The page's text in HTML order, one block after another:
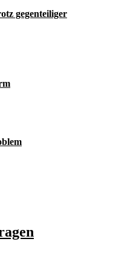
gegenteiliger